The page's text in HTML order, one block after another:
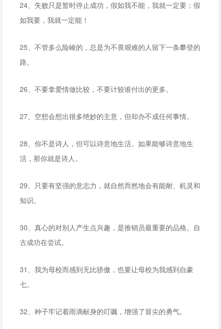
24、失败只是暂时停止成功，假如我不能，我就一定要；假
如我要，我就一定能！
25、不管多么险峻的，总是为不畏艰难的人留下一条攀登的
路。
26、不要拿爱情做比较，不要计较谁付出的更多。
27、空想会想出很多绝妙的主意，但却办不成任何事情。
28、你不是诗人，但可以诗意地生活。如果能够诗意地生
活，那你就是诗人。
29、只要有坚强的意志力，就自然而然地会有能耐、机灵和
知识。
30、真心的对别人产生点兴趣，是推销员最重要的品格。自
古成功在尝试。
31、我为母校而感到无比骄傲，也要让母校为我感到自豪
七。
32、种子牢记着雨滴献身的叮嘱，增强了冒尖的勇气。